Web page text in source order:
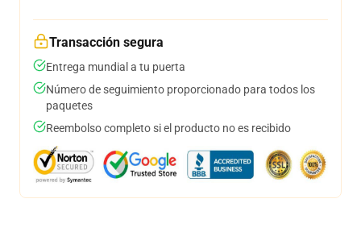
Transacción segura
Entrega mundial a tu puerta
Número de seguimiento proporcionado para todos los
paquetes
Reembolso completo si el producto no es recibido